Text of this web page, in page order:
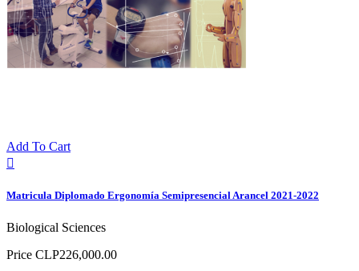
Add To Cart

Matricula Diplomado Ergonomía Semipresencial Arancel 2021-2022
Biological Sciences
Price CLP226,000.00